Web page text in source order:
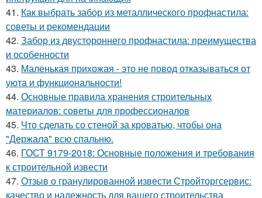
41. Как выбрать забор из металлического профнастила:
советы и рекомендации
42. Забор из двустороннего профнастила: преимущества
и особенности
43. Маленькая прихожая - это не повод отказываться от
уюта и функциональности!
44. Основные правила хранения строительных
материалов: советы для профессионалов
45. Что сделать со стеной за кроватью, чтобы она
"Держала" всю спальню.
46. ГОСТ 9179-2018: Основные положения и требования
к строительной извести
47. Отзыв о гранулированной извести Стройторгсервис:
качество и надежность для вашего строительства